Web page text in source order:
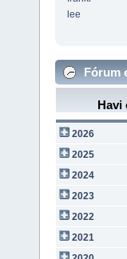
lee
Fórum
Havi
2026
2025
2024
2023
2022
2021